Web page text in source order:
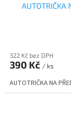
AUTOTRIČKA
322 Kč bez DPH
390 Kč / ks
AUTOTRIČKA NA